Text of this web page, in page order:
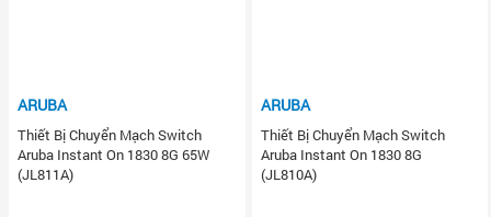
ARUBA
Thiết Bị Chuyển Mạch Switch
Aruba Instant On 1830 8G 65W
(JL811A)
ARUBA
Thiết Bị Chuyển Mạch Switch
Aruba Instant On 1830 8G
(JL810A)